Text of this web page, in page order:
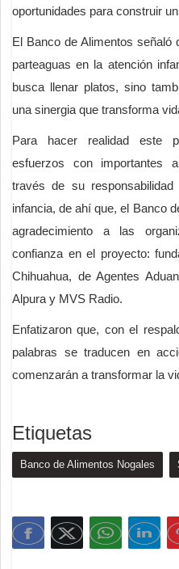
oportunidades para construir
El Banco de Alimentos señaló
parteaguas en la atención
busca llenar platos, sino
una sinergia que transforma
Para hacer realidad este
esfuerzos con importantes
través de su
infancia, de ahí que, el Banco
agradecimiento a las
confianza en el proyecto:
Chihuahua, de Agentes
Alpura y MVS Radio.
Enfatizaron que, con el
palabras se traducen en
comenzarán a transformar la
Etiquetas
Banco de Alimentos Nogales